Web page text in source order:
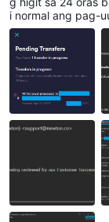
i normal ang pag-
ge tulad ng
ang kinatawan ng
at hindi na
an, medyo duda
g ganito katagal
a nag-request
a aking
nding' pa rin ang
a Newton ang
a sa karagdagang